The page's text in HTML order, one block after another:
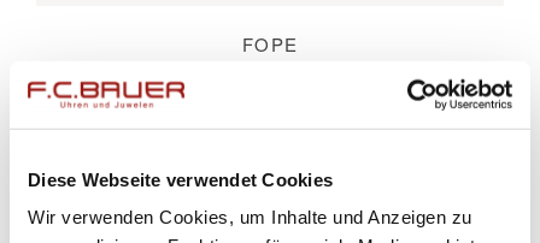
Diese Webseite verwendet Cookies
Wir verwenden Cookies, um Inhalte und Anzeigen zu
FOPE
PANORAMA YOU KOLLEKTION